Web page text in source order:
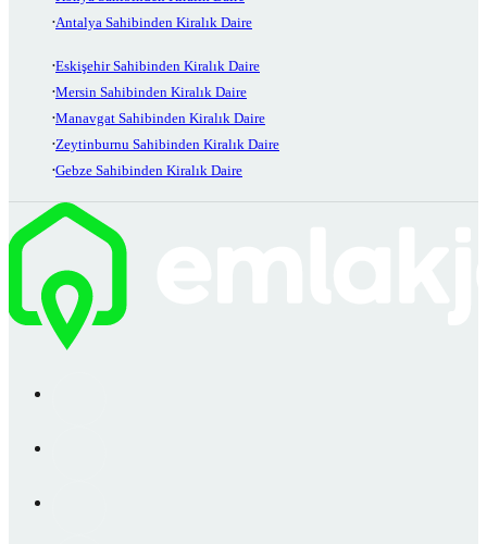
Antalya Sahibinden Kiralık Daire
Eskişehir Sahibinden Kiralık Daire
Mersin Sahibinden Kiralık Daire
Manavgat Sahibinden Kiralık Daire
Zeytinburnu Sahibinden Kiralık Daire
Gebze Sahibinden Kiralık Daire